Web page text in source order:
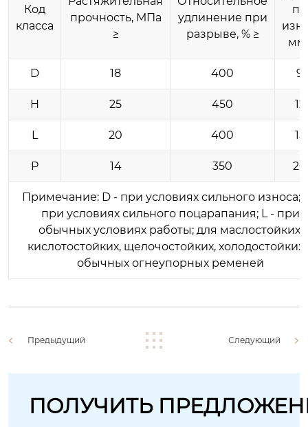
Код
класса
прочность, МПа
≥
удлинение при
разрыве, % ≥
D 18 400
H 25 450
L 20 400
P 14 350
Примечание: D - при условиях сильного износа;
при условиях сильного поцарапания; L - при
обычных условиях работы; для маслостойких,
кислотостойких, щелочостойких, холодостойких
обычных огнеупорных ременей
Предыдущий Следующий
ПОЛУЧИТЬ